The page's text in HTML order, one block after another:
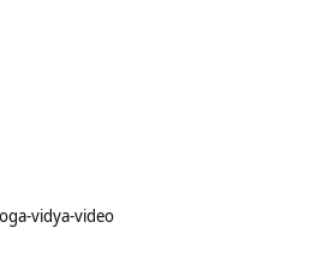
vidya-video